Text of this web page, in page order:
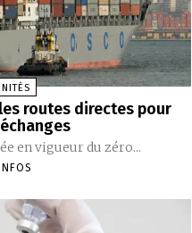
routes directes pour
en vigueur du zéro...